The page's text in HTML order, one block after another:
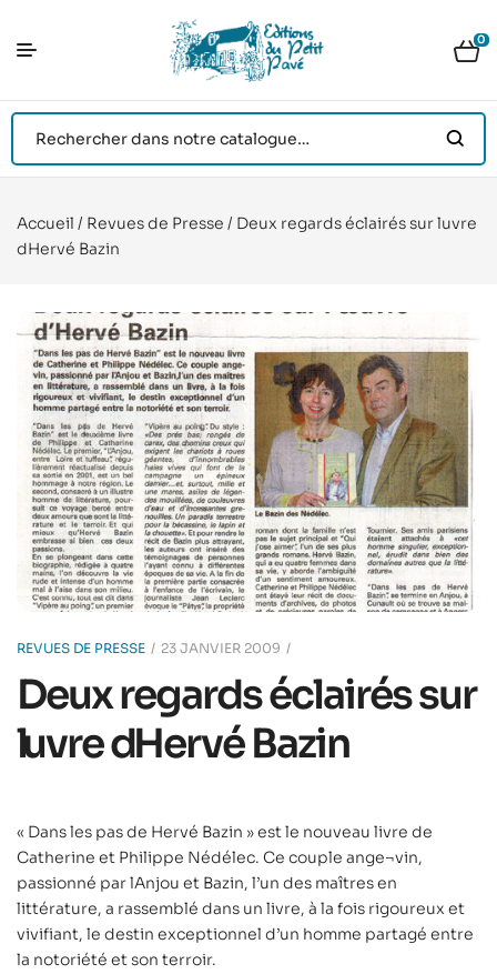
0
Accueil / Revues de Presse / Deux regards éclairés sur luvre
dHervé Bazin
REVUES DE PRESSE 23 JANVIER 2009
Deux regards éclairés sur
luvre dHervé Bazin
« Dans les pas de Hervé Bazin » est le nouveau livre de
Catherine et Philippe Nédélec. Ce couple ange¬vin,
passionné par lAnjou et Bazin, l’un des maîtres en
littérature, a rassemblé dans un livre, à la fois rigoureux et
vivifiant, le destin exceptionnel d’un homme partagé entre
la notoriété et son terroir.